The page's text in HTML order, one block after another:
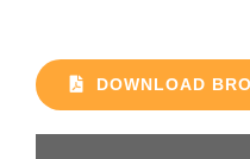
DOWNLOAD